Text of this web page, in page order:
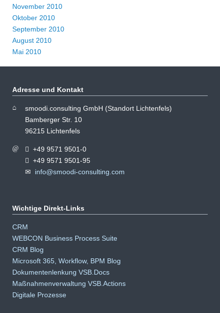
November 2010
Oktober 2010
September 2010
August 2010
Mai 2010
Adresse und Kontakt
smoodi.consulting GmbH (Standort Lichtenfels)
Bamberger Str. 10
96215 Lichtenfels
+49 9571 9501-0
+49 9571 9501-95
info@smoodi-consulting.com
Wichtige Direkt-Links
Navigation
überspringen
CRM
WEBCON Business Process Suite
CRM Blog
Microsoft 365, Workflow, BPM Blog
Dokumentenlenkung VSB.Docs
Maßnahmenverwaltung VSB.Actions
Digitale Prozesse